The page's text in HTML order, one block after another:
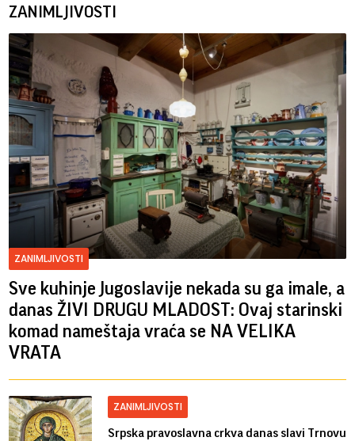
ZANIMLJIVOSTI
ZANIMLJIVOSTI
Sve kuhinje Jugoslavije nekada su ga imale, a
danas ŽIVI DRUGU MLADOST: Ovaj starinski
komad nameštaja vraća se NA VELIKA
VRATA
ZANIMLJIVOSTI
Srpska pravoslavna crkva danas slavi Trnovu